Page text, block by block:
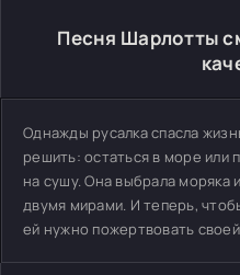
Песня Шарлотты
Однажды русалка спасла
решить: остаться в море или
на сушу. Она выбрала
двумя мирами. И теперь,
ей нужно пожертвовать